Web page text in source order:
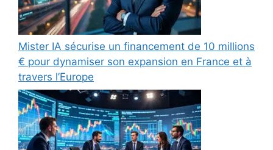
Mister IA sécurise un financement de 10 millions
€ pour dynamiser son expansion en France et à
travers l’Europe